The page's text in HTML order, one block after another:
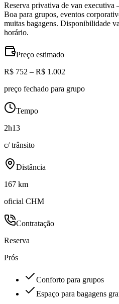
Reserva privativa de van
Boa para grupos, eventos
muitas bagagens. Disponibilidade
horário.
Preço estimado
R$ 752 – R$ 1.002
preço fechado para grupo
Tempo
2h13
c/ trânsito
Distância
167 km
oficial CHM
Contratação
Reserva
Prós
Conforto para grupos
Espaço para bagagens